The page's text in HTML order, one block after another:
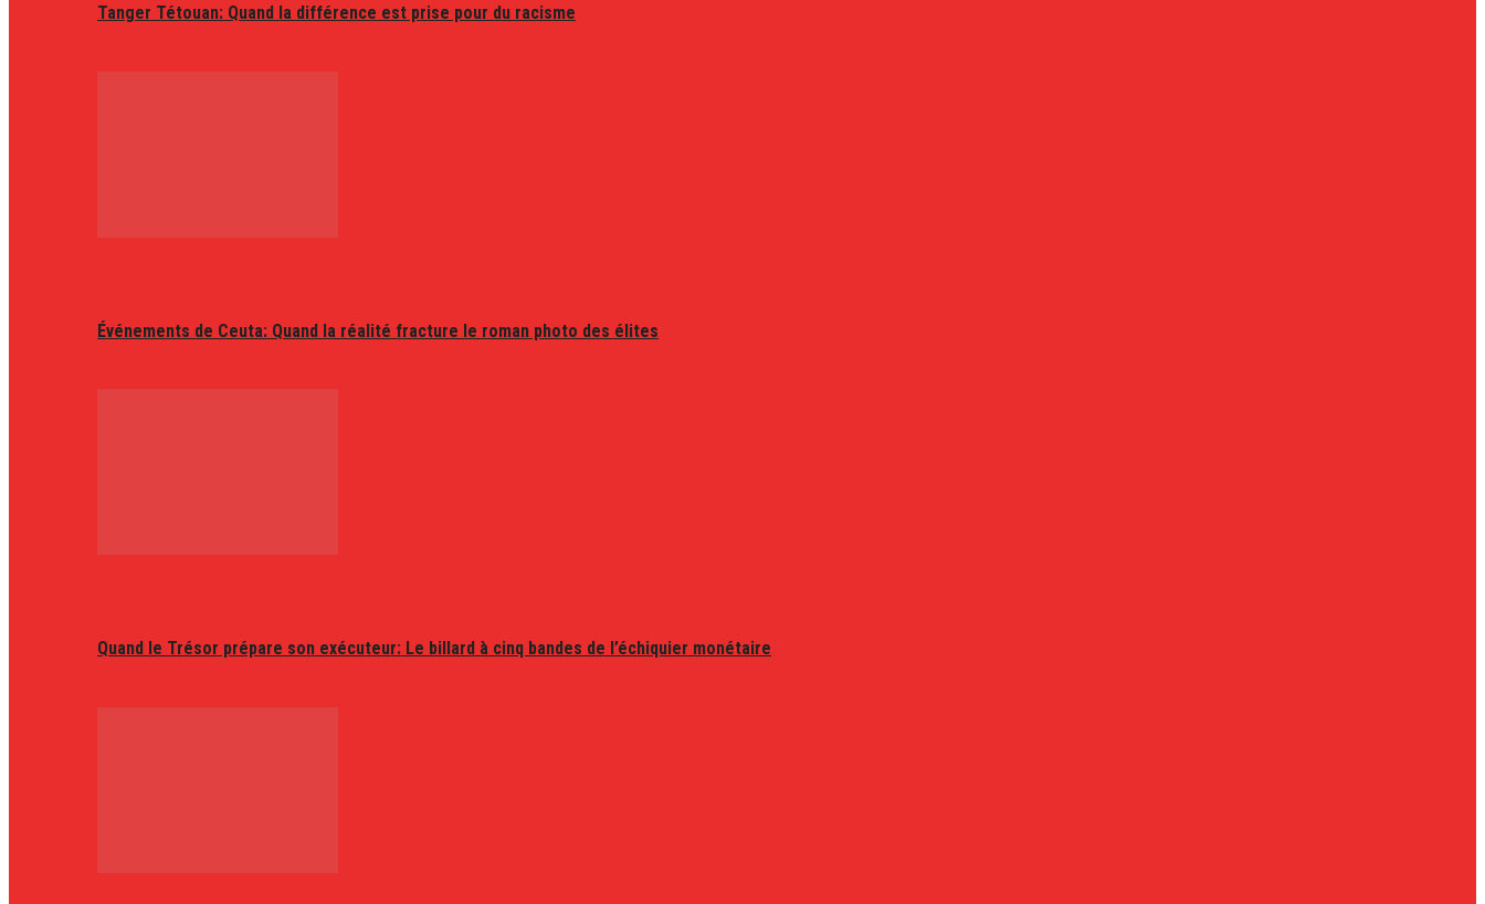
Tanger Tétouan: Quand la différence est prise pour du racisme
Événements de Ceuta: Quand la réalité fracture le roman photo des élites
Quand le Trésor prépare son exécuteur: Le billard à cinq bandes de l’échiquier monétaire